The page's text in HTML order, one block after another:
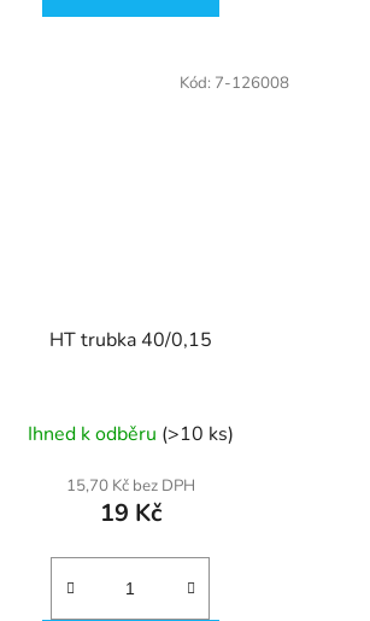
HT trubka 40/0,15
Ihned k odběru (>10 ks)
15,70 Kč bez DPH
19 Kč
Kód: 7-126008